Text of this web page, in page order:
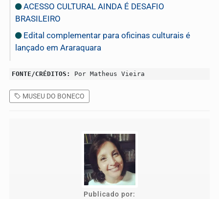
ACESSO CULTURAL AINDA É DESAFIO
BRASILEIRO
Edital complementar para oficinas culturais é
lançado em Araraquara
FONTE/CRÉDITOS: Por Matheus Vieira
MUSEU DO BONECO
Publicado por: